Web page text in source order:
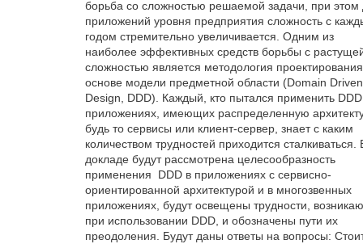
борьба со сложностью решаемой задачи, при этом
приложений уровня предприятия сложность с
годом стремительно увеличивается. Одним из
наиболее эффективных средств борьбы с
сложностью является методология
основе модели предметной области (Domain Driven
Design, DDD). Каждый, кто пытался применить
приложениях, имеющих распределенную
будь то сервисы или клиент-сервер, знает с каким
количеством трудностей приходится сталкиваться.
докладе будут рассмотрена целесообразность
применения DDD в приложениях с сервисно-
ориентированной архитектурой и в многозвенных
приложениях, будут освещены трудности,
при использовании DDD, и обозначены пути их
преодоления. Будут даны ответы на вопросы: